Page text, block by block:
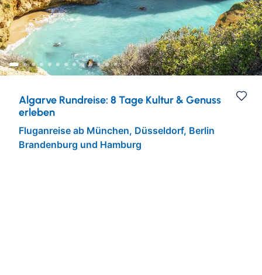
Eventreisen
Klassische Konzerte
Konzertreisen
Kulturreisen
Semperoper
Ruhr & Rhein
Europa
Mein Schiff Kombireisen
Mein Schiff Kreuzfahrten
Rhein Kreuzfahrten
Mosel Kreuzfahrten
Algarve Rundreise: 8 Tage Kultur & Genuss
erleben
Fluganreise ab München, Düsseldorf, Berlin
Brandenburg und Hamburg